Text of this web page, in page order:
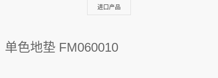
进口产品
单色地垫 FM060010